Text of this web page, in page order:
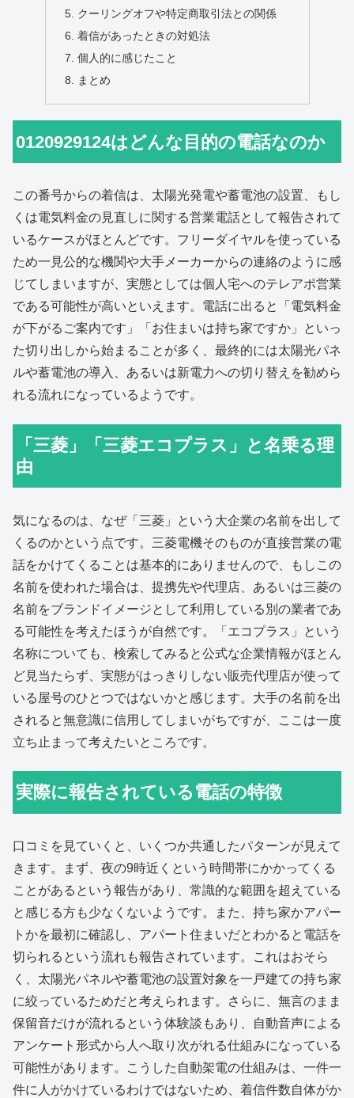
クーリングオフや特定商取引法との関係
着信があったときの対処法
個人的に感じたこと
まとめ
0120929124はどんな目的の電話なのか
この番号からの着信は、太陽光発電や蓄電池の設置、もし
くは電気料金の見直しに関する営業電話として報告されて
いるケースがほとんどです。フリーダイヤルを使っている
ため一見公的な機関や大手メーカーからの連絡のように感
じてしまいますが、実態としては個人宅へのテレアポ営業
である可能性が高いといえます。電話に出ると「電気料金
が下がるご案内です」「お住まいは持ち家ですか」といっ
た切り出しから始まることが多く、最終的には太陽光パネ
ルや蓄電池の導入、あるいは新電力への切り替えを勧めら
れる流れになっているようです。
「三菱」「三菱エコプラス」と名乗る理
由
気になるのは、なぜ「三菱」という大企業の名前を出して
くるのかという点です。三菱電機そのものが直接営業の電
話をかけてくることは基本的にありませんので、もしこの
名前を使われた場合は、提携先や代理店、あるいは三菱の
名前をブランドイメージとして利用している別の業者であ
る可能性を考えたほうが自然です。「エコプラス」という
名称についても、検索してみると公式な企業情報がほとん
ど見当たらず、実態がはっきりしない販売代理店が使って
いる屋号のひとつではないかと感じます。大手の名前を出
されると無意識に信用してしまいがちですが、ここは一度
立ち止まって考えたいところです。
実際に報告されている電話の特徴
口コミを見ていくと、いくつか共通したパターンが見えて
きます。まず、夜の9時近くという時間帯にかかってくる
ことがあるという報告があり、常識的な範囲を超えている
と感じる方も少なくないようです。また、持ち家かアパー
トかを最初に確認し、アパート住まいだとわかると電話を
切られるという流れも報告されています。これはおそら
く、太陽光パネルや蓄電池の設置対象を一戸建ての持ち家
に絞っているためだと考えられます。さらに、無言のまま
保留音だけが流れるという体験談もあり、自動音声による
アンケート形式から人へ取り次がれる仕組みになっている
可能性があります。こうした自動架電の仕組みは、一件一
件に人がかけているわけではないため、着信件数自体がか